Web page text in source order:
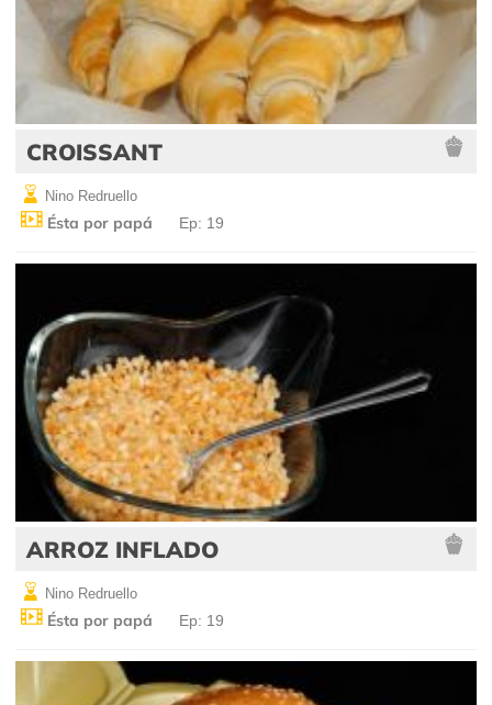
CROISSANT
Nino Redruello
Ésta por papá Ep: 19
ARROZ INFLADO
Nino Redruello
Ésta por papá Ep: 19